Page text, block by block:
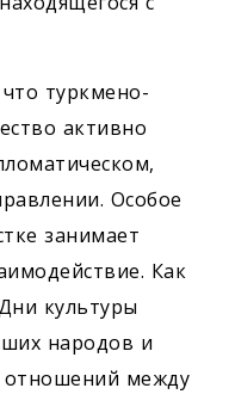
туркмено-
активно
Особое
занимает
Как
культуры
народов и
отношений между